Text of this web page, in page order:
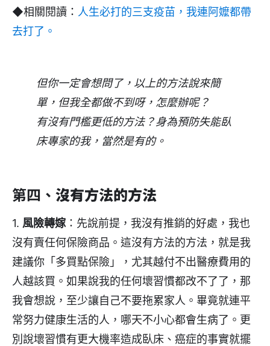
◆相關閱讀： 人生必打的三支疫苗，我連阿嬤都帶
去打了。
但你一定會想問了，以上的方法說來簡
單，但我全都做不到呀，怎麼辦呢？
有沒有門檻更低的方法？身為預防失能臥
床專家的我，當然是有的。
第四、 沒有方法的方法
1. 風險轉嫁：先說前提，我沒有推銷的好處，我也
沒有賣任何保險商品。這沒有方法的方法，就是我
建議你「多買點保險」，尤其越付不出醫療費用的
人越該買。如果說我的任何壞習慣都改不了了，那
我會想說，至少讓自己不要拖累家人。畢竟就連平
常努力健康生活的人，哪天不小心都會生病了。更
別說壞習慣有更大機率造成臥床、癌症的事實就擺